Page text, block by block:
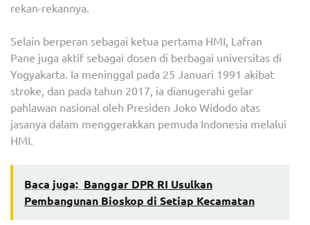
rekan-rekannya.
Selain berperan sebagai ketua pertama HMI, Lafran
Pane juga aktif sebagai dosen di berbagai universitas di
Yogyakarta. Ia meninggal pada 25 Januari 1991 akibat
stroke, dan pada tahun 2017, ia dianugerahi gelar
pahlawan nasional oleh Presiden Joko Widodo atas
jasanya dalam menggerakkan pemuda Indonesia melalui
HMI.
Baca juga: Banggar DPR RI Usulkan
Pembangunan Bioskop di Setiap Kecamatan